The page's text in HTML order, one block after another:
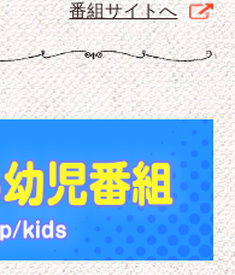
番組サイトへ